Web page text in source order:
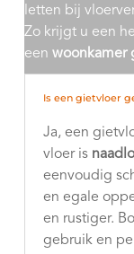
letten bij
Zo krijgt u een
eenwoonkamer
Is een gietvloer
Ja, een
vloer is
eenvoudig
en egale
en rustiger.
gebruik en